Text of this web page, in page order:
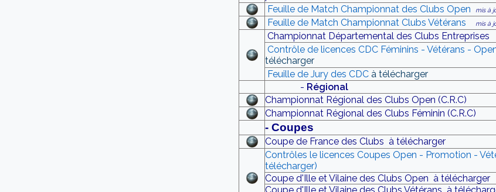
Feuille de Match Championnat des Clubs Open
mis à
Feuille de Match Championnat Clubs Vétérans mis à
Championnat Départemental des Clubs Entreprises
Contrôle de licences CDC Féminins - Vétérans -
télécharger
Feuille de Jury des CDC à télécharger
- Régional
Championnat Régional des Clubs Open (C.R.C)
Championnat Régional des Clubs Féminin (C.R.C)
- Coupes
Coupe de France des Clubs à télécharger
Contrôles le licences Coupes Open - Promotion -
télécharger)
Coupe d'Ille et Vilaine des Clubs Open à télécharger